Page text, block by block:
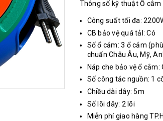
Thông số kỹ thuật Ổ cắm
Công suất tối đa:
CB bảo vệ quá tảI: Có
Số ổ cắm: 3 ổ cắm
chuẩn Châu Âu, Mỹ,
Nắp che bảo vệ ổ cắm:
Số công tắc nguồn: 1
Chiều dài dây: 5m
Số lõi dây: 2 lõi
Miễn phí giao hàng